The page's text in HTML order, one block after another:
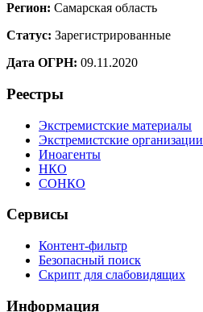
Регион: Самарская область
Статус: Зарегистрированные
Дата ОГРН: 09.11.2020
Реестры
Экстремистские материалы
Экстремистские организации
Иноагенты
НКО
СОНКО
Сервисы
Контент-фильтр
Безопасный поиск
Скрипт для слабовидящих
Информация